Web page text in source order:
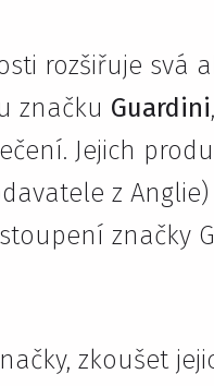
rozšiřuje svá
značku Guardini
Jejich
z
značky
zkoušet